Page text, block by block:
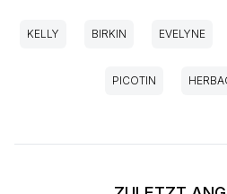
KELLY BIRKIN EVELYNE
PICOTIN